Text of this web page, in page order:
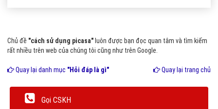
Chủ đề "cách sử dụng picasa" luôn được bạn đọc quan tâm và tìm kiếm
rất nhiều trên web của chúng tôi cũng như trên Google.
Quay lại danh mục "Hỏi đáp là gì" Quay lại trang chủ
Gọi CSKH